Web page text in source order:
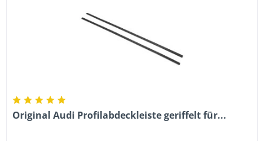
Original Audi Profilabdeckleiste geriffelt für...